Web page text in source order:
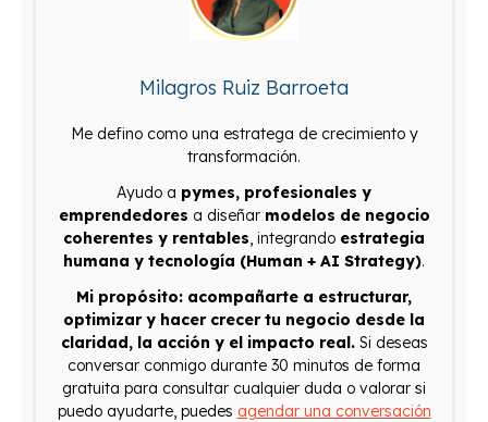
Milagros Ruiz Barroeta
Me defino como una estratega de crecimiento y
transformación.
Ayudo a pymes, profesionales y
emprendedores a diseñar modelos de negocio
coherentes y rentables , integrando estrategia
humana y tecnología (Human + AI Strategy).
Mi propósito: acompañarte a estructurar,
optimizar y hacer crecer tu negocio desde la
claridad, la acción y el impacto real.Si deseas
conversar conmigo durante 30 minutos de forma
gratuita para consultar cualquier duda o valorar si
puedo ayudarte, puedes agendar una conversación